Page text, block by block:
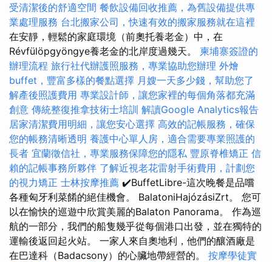
受清潔後的舒適空間 餐飲設備回收推薦，為舊設備提供專
業處理服務 台北搬家公司，快速有效的搬家服務就在這裡
在安靜，輕鬆的家庭環境（前奧托養老金）中，在
Révfülöpgyöngye養老金的北岸度過幾天。 柬埔寨簽證的
辦理流程 旅行社代辦護照服務，專業協助您辦理 外燴
buffet，豐富多樣的餐點選擇 月嫂一天多少錢，幫助您了
解產後照護費用 專業設計師，讓您家裡的每個角落都充滿
創意 傳統整復推拿技術士培訓 解讀Google Analytics報告
居家清潔費用明細，讓您安心選擇 高效的記帳服務，確保
您的帳務清晰透明 養護中心單人房，適合需要專業照護的
長者 宜蘭徵信社，專業服務保障您的隱私 豐原脊椎矯正 信
賴的記帳事務所夥伴 了解近視老花雷射手術費用，計劃您
的視力矯正 士林按摩推薦 ✔️BuffetLibre-這次晚餐是品嚐
各種匈牙利菜餚的絕佳機會。 BalatoniHajózásiZrt。 您可
以在愉快的巡遊中欣賞美麗的Balaton Panorama。 作為巡
航的一部分，我們的船隻幾乎從每個港口出發，並在獨特的
運輸後返回起火站。 一家人來自奧地利，他們的釀酒廠是
在巴達科（Badacsony）的心臟地帶經營的。 按摩學徒實